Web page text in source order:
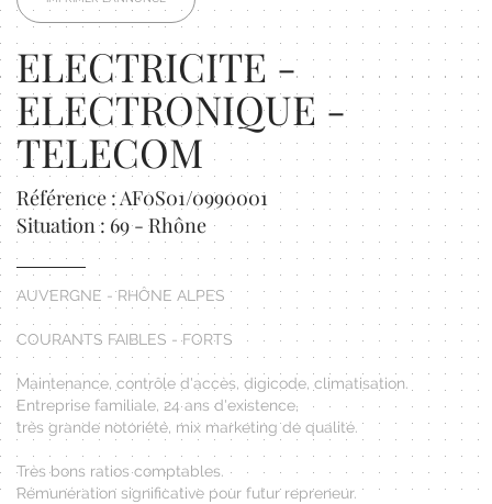
ELECTRICITE -
ELECTRONIQUE -
TELECOM
Référence : AF0S01/0990001
Situation : 69 - Rhône
AUVERGNE - RHÔNE ALPES
COURANTS FAIBLES - FORTS
Maintenance, contrôle d'accès, digicode, climatisation.
Entreprise familiale, 24 ans d'existence,
très grande notoriété, mix marketing de qualité.
Très bons ratios comptables.
Rémunération significative pour futur repreneur.